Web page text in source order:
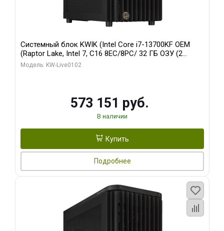
Системный блок KWIK (Intel Core i7-13700KF OEM
(Raptor Lake, Intel 7, C16 8EC/8PC/ 32 ГБ ОЗУ (2
модуля)/ Afox RTX4090 24GB GDDR6X 384-Bit 3xDP
Модель: KW-Live0102
573 151 руб.
В наличии
Купить
Подробнее